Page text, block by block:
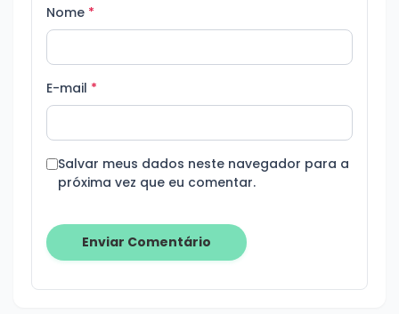
Nome *
E-mail *
Salvar meus dados neste navegador para a
próxima vez que eu comentar.